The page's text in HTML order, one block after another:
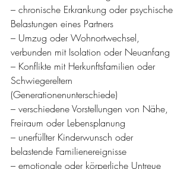
– chronische Erkrankung oder psychische
Belastungen eines Partners
– Umzug oder Wohnortwechsel,
verbunden mit Isolation oder Neuanfang
– Konflikte mit Herkunftsfamilien oder
Schwiegereltern
(Generationenunterschiede)
– verschiedene Vorstellungen von Nähe,
Freiraum oder Lebensplanung
– unerfüllter Kinderwunsch oder
belastende Familienereignisse
– emotionale oder körperliche Untreue